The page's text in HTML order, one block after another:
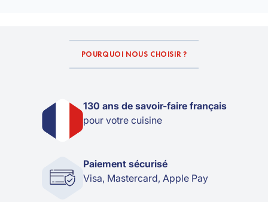
POURQUOI NOUS CHOISIR ?
130 ans de savoir-faire français
pour votre cuisine
Paiement sécurisé
Visa, Mastercard, Apple Pay